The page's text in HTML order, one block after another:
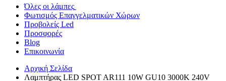
Όλες οι λάμπες
Φωτισμός Επαγγελματικών Χώρων
Προβολείς Led
Προσφορές
Blog
Επικοινωνία
Αρχική Σελίδα
Λαμπτήρας LED SPOT AR111 10W GU10 3000K 240V